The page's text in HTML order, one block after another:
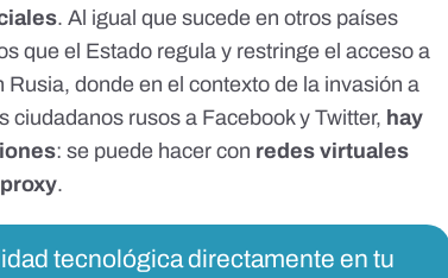
. Al igual quesucede en otros países
que el Estado regula y restringe el acceso a
Rusia, donde en el contexto de la invasión a
ciudadanos rusos a Facebook y Twitter, hay
: se puede hacer con redes virtuales
.
tecnológica directamente en tu